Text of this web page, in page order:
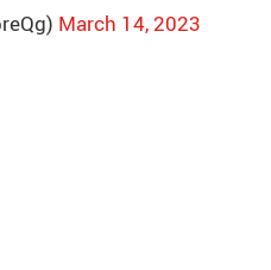
March 14, 2023